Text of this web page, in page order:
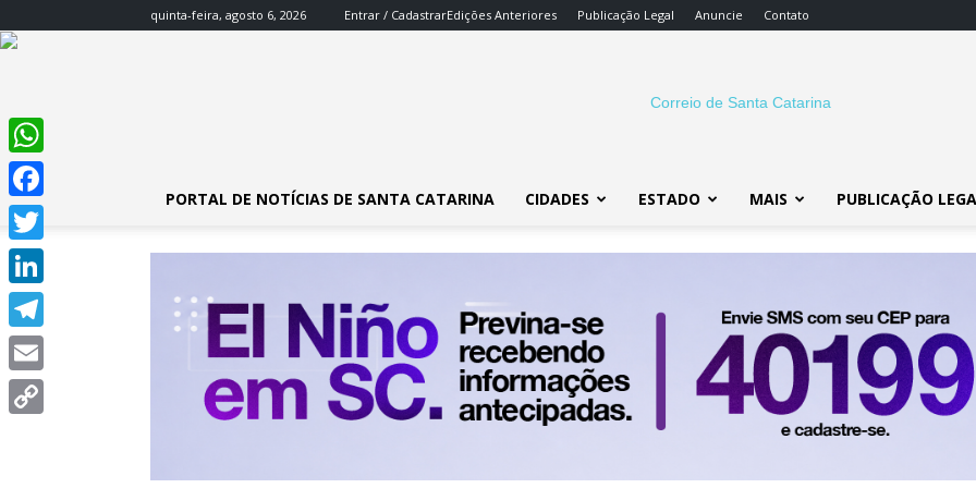
quinta-feira, agosto 6, 2026 Entrar / CadastrarEdições Anteriores Publicação Legal Anuncie Contato
SC
PORTAL DE NOTÍCIAS DE SANTA CATARINA CIDADES ESTADO MAIS PUBLICAÇÃO
WhatsApp
Facebook
Twitter
LinkedIn
Telegram
Email